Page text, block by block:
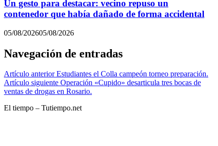
Un gesto para destacar: vecino repuso un
contenedor que había dañado de forma accidental
05/08/202605/08/2026
Navegación de entradas
Artículo anterior Estudiantes el Colla campeón torneo preparación.
Artículo siguiente Operación «Cupido» desarticula tres bocas de
ventas de drogas en Rosario.
El tiempo – Tutiempo.net